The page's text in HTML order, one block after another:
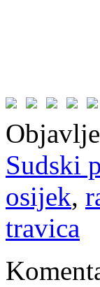
Sudski
osijek,
travica